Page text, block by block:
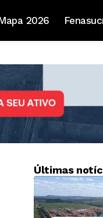
2026
Últimas